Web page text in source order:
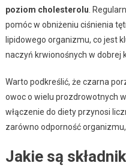
poziom cholesterolu .
pomóc w obniżeniu ciśnienia
lipidowego organizmu, co jest
naczyń krwionośnych w dobrej
Warto podkreślić, że czarna
owoc o wielu prozdrowotnych
włączenie do diety przynosi
zarówno odporność
Jakie są